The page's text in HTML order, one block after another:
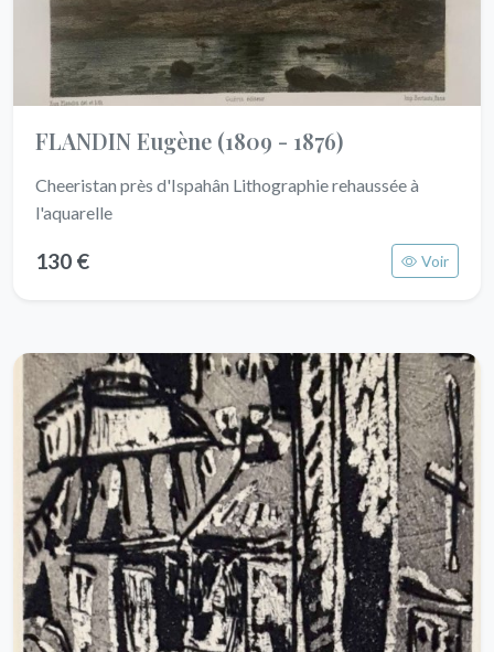
FLANDIN Eugène (1809 - 1876)
Cheeristan près d'Ispahân Lithographie rehaussée à
l'aquarelle
130 € Voir